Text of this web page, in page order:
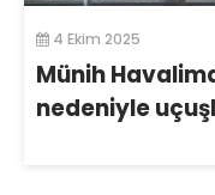
4 Ekim 2025
Münih
nedeniyle